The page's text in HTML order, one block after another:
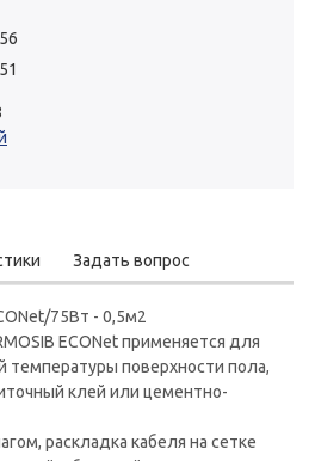
Задать вопрос
75Вт - 0,5м2
ECONet применяется для
температуры поверхности пола,
клей или цементно-
раскладка кабеля на сетке